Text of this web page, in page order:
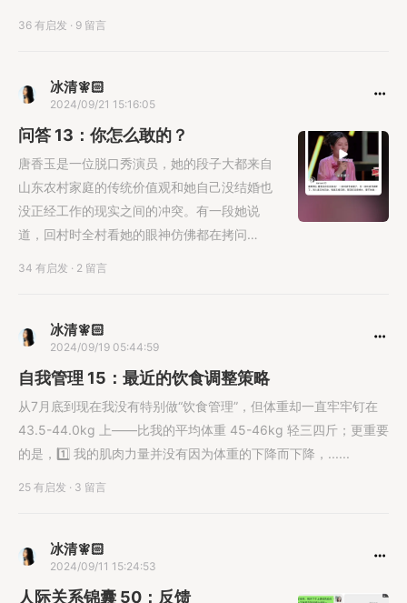
36 有启发 · 9 留言
冰清🧚🏻
2024/09/21 15:16:05
问答 13：你怎么敢的？
唐香玉是一位脱口秀演员，她的段子大都来自
山东农村家庭的传统价值观和她自己没结婚也
没正经工作的现实之间的冲突。有一段她说
道，回村时全村看她的眼神仿佛都在拷问
34 有启发 · 2 留言
冰清🧚🏻
2024/09/19 05:44:59
自我管理 15：最近的饮食调整策略
从7月底到现在我没有特别做“饮食管理”，但体重却一直牢牢钉在
43.5-44.0kg 上——比我的平均体重 45-46kg 轻三四斤；更重要
的是，1️⃣ 我的肌肉力量并没有因为体重的下降而下降，......
25 有启发 · 3 留言
冰清🧚🏻
2024/09/11 15:24:53
人际关系锦囊 50：反馈